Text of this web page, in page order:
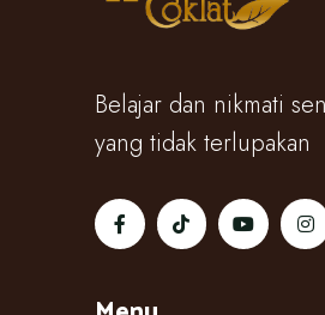
Belajar dan nikmati
yang tidak terlupakan